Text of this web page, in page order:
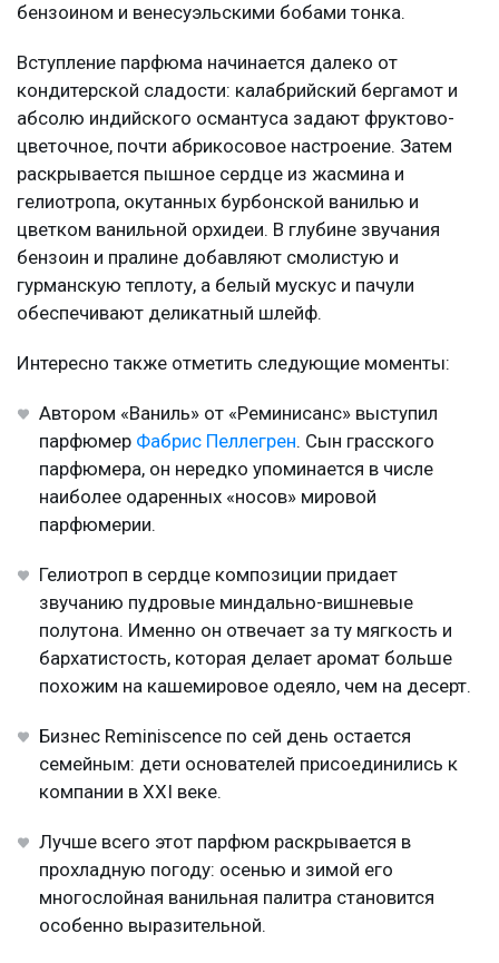
бензоином и венесуэльскими бобами тонка.
Вступление парфюма начинается далеко от
кондитерской сладости: калабрийский бергамот и
абсолю индийского османтуса задают фруктово-
цветочное, почти абрикосовое настроение. Затем
раскрывается пышное сердце из жасмина и
гелиотропа, окутанных бурбонской ванилью и
цветком ванильной орхидеи. В глубине звучания
бензоин и пралине добавляют смолистую и
гурманскую теплоту, а белый мускус и пачули
обеспечивают деликатный шлейф.
Интересно также отметить следующие моменты:
Автором «Ваниль» от «Реминисанс» выступил
парфюмер Фабрис Пеллегрен. Сын грасского
парфюмера, он нередко упоминается в числе
наиболее одаренных «носов» мировой
парфюмерии.
Гелиотроп в сердце композиции придает
звучанию пудровые миндально-вишневые
полутона. Именно он отвечает за ту мягкость и
бархатистость, которая делает аромат больше
похожим на кашемировое одеяло, чем на десерт.
Бизнес Reminiscence по сей день остается
семейным: дети основателей присоединились к
компании в XXI веке.
Лучше всего этот парфюм раскрывается в
прохладную погоду: осенью и зимой его
многослойная ванильная палитра становится
особенно выразительной.